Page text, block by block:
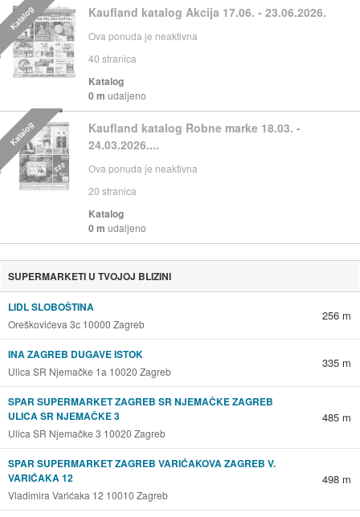
Kaufland katalog Akcija 17.06. - 23.06.2026.
Ova ponuda je neaktivna
40 stranica
Katalog
0 m udaljeno
Katalog
Kaufland katalog Robne marke 18.03. -
24.03.2026....
Ova ponuda je neaktivna
20 stranica
Katalog
0 m udaljeno
Katalog
SUPERMARKETI U TVOJOJ BLIZINI
LIDL SLOBOŠTINA
Oreškovićeva 3c 10000 Zagreb
256 m
INA ZAGREB DUGAVE ISTOK
Ulica SR Njemačke 1a 10020 Zagreb
335 m
SPAR SUPERMARKET ZAGREB SR NJEMAČKE ZAGREB
ULICA SR NJEMAČKE 3
Ulica SR Njemačke 3 10020 Zagreb
485 m
SPAR SUPERMARKET ZAGREB VARIĆAKOVA ZAGREB V.
VARIĆAKA 12
Vladimira Varićaka 12 10010 Zagreb
498 m